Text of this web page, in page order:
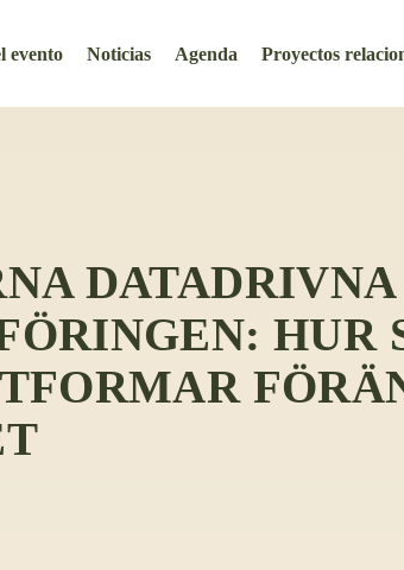
evento Noticias Agenda Proyectos
DATADRIVNA
HUR